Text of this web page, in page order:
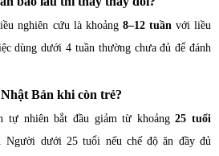
nghiên cứu là khoảng 8–12 tuần với liều
dùng dưới 4 tuần thường chưa đủ để đánh
Bản khi còn trẻ?
tự nhiên bắt đầu giảm từ khoảng25 tuổi
Người dưới 25 tuổi nếu chế độ ăn đầy đủ